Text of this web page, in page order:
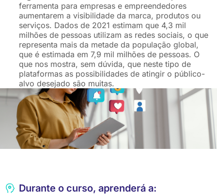
ferramenta para empresas e empreendedores
aumentarem a visibilidade da marca, produtos ou
serviços. Dados de 2021 estimam que 4,3 mil
milhões de pessoas utilizam as redes sociais, o que
representa mais da metade da população global,
que é estimada em 7,9 mil milhões de pessoas. O
que nos mostra, sem dúvida, que neste tipo de
plataformas as possibilidades de atingir o público-
alvo desejado são muitas.
Durante o curso, aprenderá a: